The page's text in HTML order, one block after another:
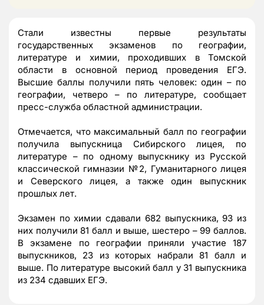
Стали известны первые результаты
государственных экзаменов по географии,
литературе и химии, проходивших в Томской
области в основной период проведения ЕГЭ.
Высшие баллы получили пять человек: один – по
географии, четверо – по литературе, сообщает
пресс-служба областной администрации.
Отмечается, что максимальный балл по географии
получила выпускница Сибирского лицея, по
литературе – по одному выпускнику из Русской
классической гимназии №2, Гуманитарного лицея
и Северского лицея, а также один выпускник
прошлых лет.
Экзамен по химии сдавали 682 выпускника, 93 из
них получили 81 балл и выше, шестеро – 99 баллов.
В экзамене по географии приняли участие 187
выпускников, 23 из которых набрали 81 балл и
выше. По литературе высокий балл у 31 выпускника
из 234 сдавших ЕГЭ.